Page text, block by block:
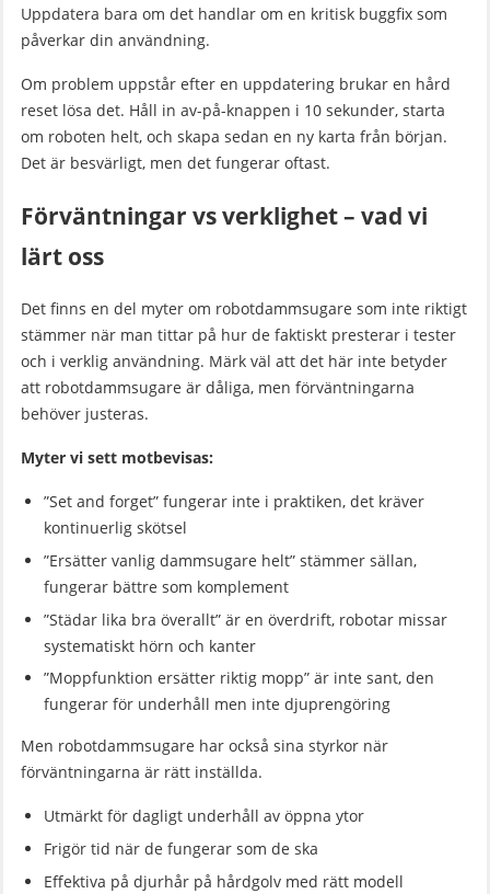
Uppdatera bara om det handlar om en kritisk buggfix som
påverkar din användning.
Om problem uppstår efter en uppdatering brukar en hård
reset lösa det. Håll in av-på-knappen i 10 sekunder, starta
om roboten helt, och skapa sedan en ny karta från början.
Det är besvärligt, men det fungerar oftast.
Förväntningar vs verklighet – vad vi
lärt oss
Det finns en del myter om robotdammsugare som inte riktigt
stämmer när man tittar på hur de faktiskt presterar i tester
och i verklig användning. Märk väl att det här inte betyder
att robotdammsugare är dåliga, men förväntningarna
behöver justeras.
Myter vi sett motbevisas:
”Set and forget” fungerar inte i praktiken, det kräver
kontinuerlig skötsel
”Ersätter vanlig dammsugare helt” stämmer sällan,
fungerar bättre som komplement
”Städar lika bra överallt” är en överdrift, robotar missar
systematiskt hörn och kanter
”Moppfunktion ersätter riktig mopp” är inte sant, den
fungerar för underhåll men inte djuprengöring
Men robotdammsugare har också sina styrkor när
förväntningarna är rätt inställda.
Utmärkt för dagligt underhåll av öppna ytor
Frigör tid när de fungerar som de ska
Effektiva på djurhår på hårdgolv med rätt modell